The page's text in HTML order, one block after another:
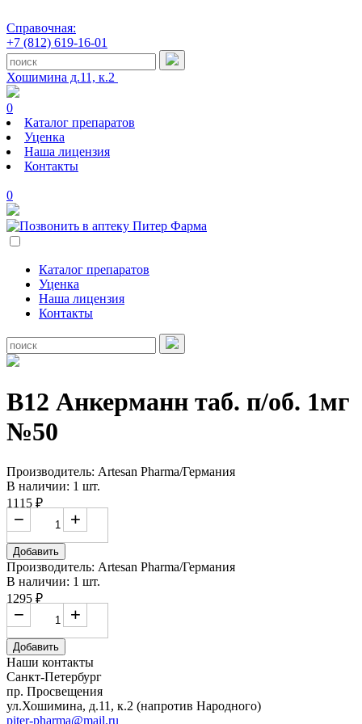
Справочная:
+7 (812) 619-16-01
Хошимина д.11, к.2
0
Каталог препаратов
Уценка
Наша лицензия
Контакты
0
Каталог препаратов
Уценка
Наша лицензия
Контакты
В12 Анкерманн таб. п/об. 1мг
№50
Производитель: Artesan Pharma/Германия
В наличии: 1 шт.
1115 ₽
+
−
Добавить
Производитель: Artesan Pharma/Германия
В наличии: 1 шт.
1295 ₽
+
−
Добавить
Наши контакты
Санкт-Петербург
пр. Просвещения
ул.Хошимина, д.11, к.2 (напротив Народного)
piter-pharma@mail.ru